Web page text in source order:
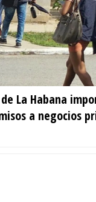
La Habana
a negocios